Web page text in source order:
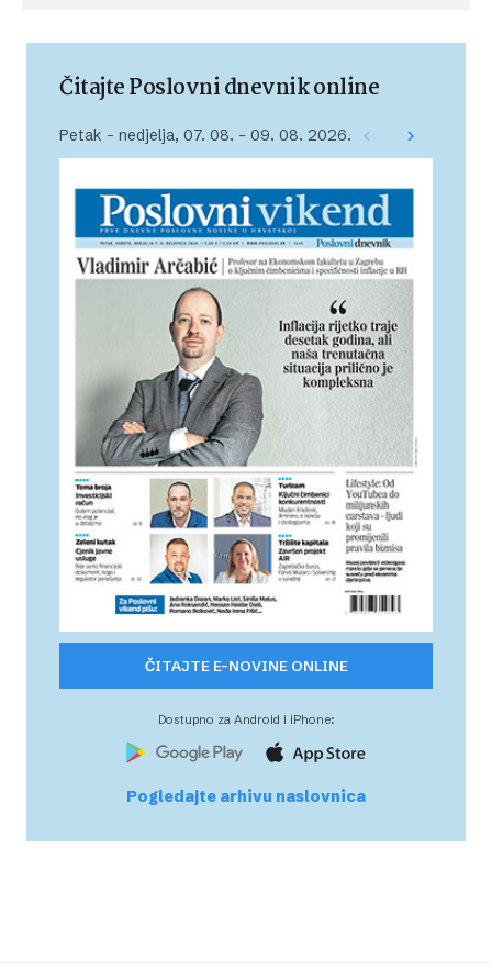
Čitajte Poslovni dnevnik online
Petak – nedjelja, 07. 08. – 09. 08. 2026.
ČITAJTE E-NOVINE ONLINE
Dostupno za Android i iPhone:
Pogledajte arhivu naslovnica